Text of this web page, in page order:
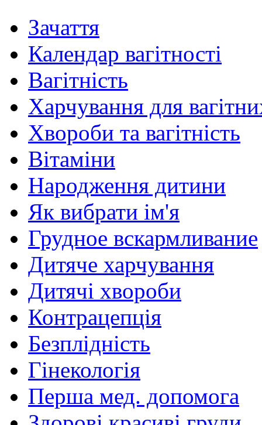
Зачаття
Календар вагітності
Вагітність
Харчування для
Хвороби та вагітність
Вітаміни
Народження дитини
Як вибрати ім'я
Грудное вскармливание
Дитяче харчування
Дитячі хвороби
Контрацепція
Безплідність
Гінекологія
Перша мед. допомога